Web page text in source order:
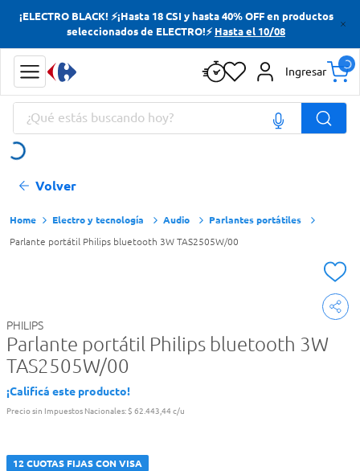
¡ELECTRO BLACK! ⚡¡Hasta 18 CSI y hasta 40% OFF en productos
seleccionados de ELECTRO!⚡ Hasta el 10/08
Ingresar
¿Qué estás buscando hoy?
Volver
Electro y tecnología Audio Parlantes portátiles
Parlante portátil Philips bluetooth 3W TAS2505W/00
PHILIPS
Parlante portátil Philips bluetooth 3W
TAS2505W/00
¡Calificá este producto!
Precio sin Impuestos Nacionales:$ 62.443,44 c/u
12 CUOTAS FIJAS CON VISA
Términos más buscados
Yerba
Cerveza
Doves
Términos más buscados
Yerba
Cerveza
Doves
Jabon Tocador